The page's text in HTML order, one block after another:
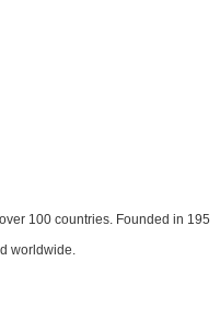
100 countries. Founded in 195
worldwide.